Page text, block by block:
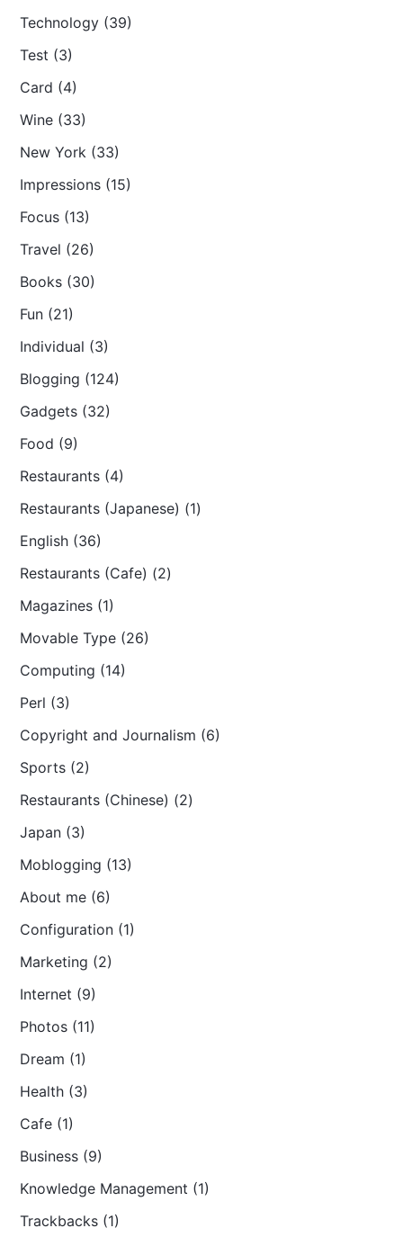
Technology (39)
Test (3)
Card (4)
Wine (33)
New York (33)
Impressions (15)
Focus (13)
Travel (26)
Books (30)
Fun (21)
Individual (3)
Blogging (124)
Gadgets (32)
Food (9)
Restaurants (4)
Restaurants (Japanese) (1)
English (36)
Restaurants (Cafe) (2)
Magazines (1)
Movable Type (26)
Computing (14)
Perl (3)
Copyright and Journalism (6)
Sports (2)
Restaurants (Chinese) (2)
Japan (3)
Moblogging (13)
About me (6)
Configuration (1)
Marketing (2)
Internet (9)
Photos (11)
Dream (1)
Health (3)
Cafe (1)
Business (9)
Knowledge Management (1)
Trackbacks (1)